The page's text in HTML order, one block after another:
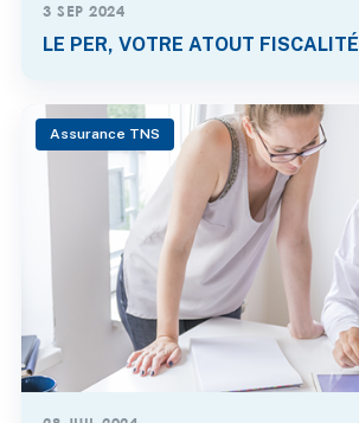
3 SEP 2024
LE PER, VOTRE ATOUT FISCALITÉ
Assurance TNS